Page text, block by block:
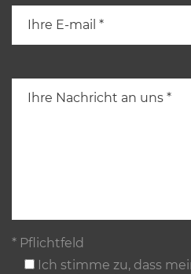
* Pflichtfeld
Ich stimme zu, dass